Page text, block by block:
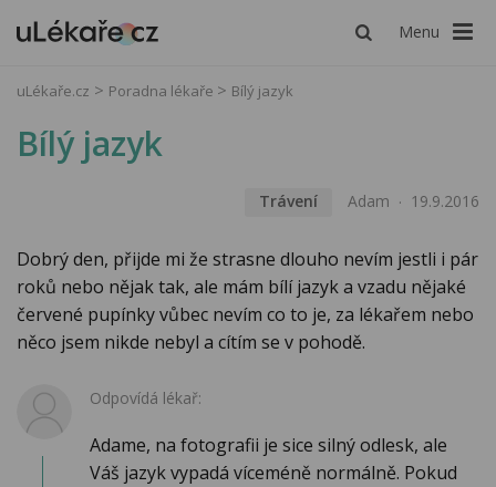
Menu
uLékaře.cz Poradna lékaře Bílý jazyk
Bílý jazyk
Trávení Adam 19.9.2016
Dobrý den, přijde mi že strasne dlouho nevím jestli i pár
roků nebo nějak tak, ale mám bílí jazyk a vzadu nějaké
červené pupínky vůbec nevím co to je, za lékařem nebo
něco jsem nikde nebyl a cítím se v pohodě.
Odpovídá lékař:
Adame, na fotografii je sice silný odlesk, ale
Váš jazyk vypadá víceméně normálně. Pokud